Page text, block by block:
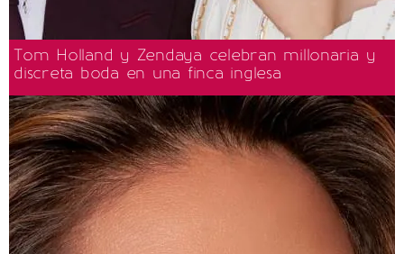
Tom Holland y Zendaya celebran millonaria y
discreta boda en una finca inglesa